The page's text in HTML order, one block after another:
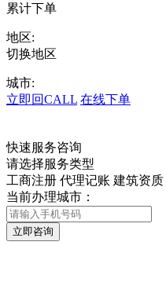
累计下单
地区:
切换地区
城市:
立即回CALL 在线下单
快速服务咨询
请选择服务类型
工商注册 代理记账 建筑资质
当前办理城市：